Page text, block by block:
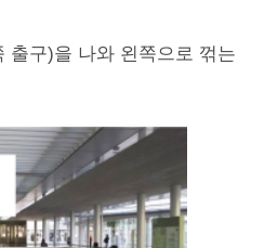
출구)을 나와 왼쪽으로 꺾는